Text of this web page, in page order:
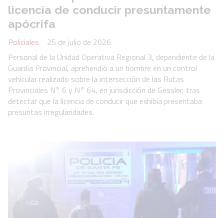
licencia de conducir presuntamente
apócrifa
Policiales
25 de julio de 2026
Personal de la Unidad Operativa Regional 3, dependiente de la
Guardia Provincial, aprehendió a un hombre en un control
vehicular realizado sobre la intersección de las Rutas
Provinciales N° 6 y N° 64, en jurisdicción de Gessler, tras
detectar que la licencia de conducir que exhibía presentaba
presuntas irregularidades.